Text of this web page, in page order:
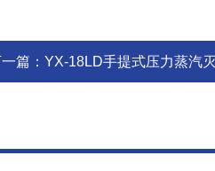
篇： YX-18LD手提式压力蒸汽